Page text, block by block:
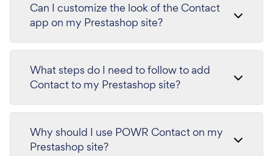
Can I customize the look of the Contact
app on my Prestashop site?
What steps do I need to follow to add
Contact to my Prestashop site?
Why should I use POWR Contact on my
Prestashop site?